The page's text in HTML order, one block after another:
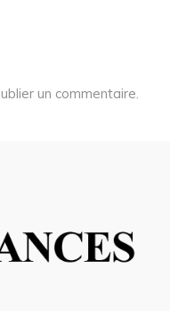
un commentaire.